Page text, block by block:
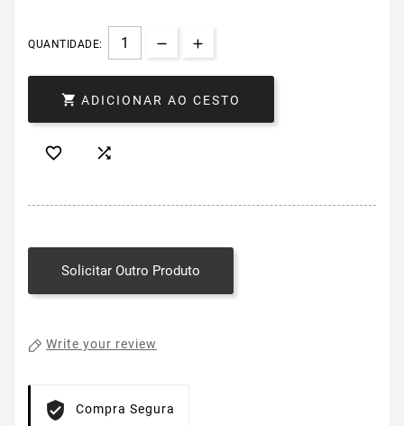
QUANTIDADE:
 ADICIONAR AO CESTO
 
Solicitar Outro Produto
Write your review
Compra Segura